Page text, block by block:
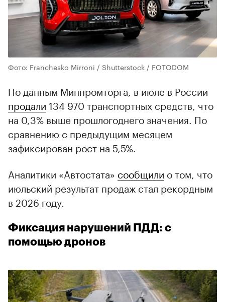
Фото: Franchesko Mirroni / Shutterstock / FOTODOM
По данным Минпромторга, в июле в России
продали 134 970 транспортных средств, что
на 0,3% выше прошлогоднего значения. По
сравнению с предыдущим месяцем
зафиксирован рост на 5,5%.
Аналитики «Автостата» сообщили о том, что
июльский результат продаж стал рекордным
в 2026 году.
Фиксация нарушений ПДД: с
помощью дронов